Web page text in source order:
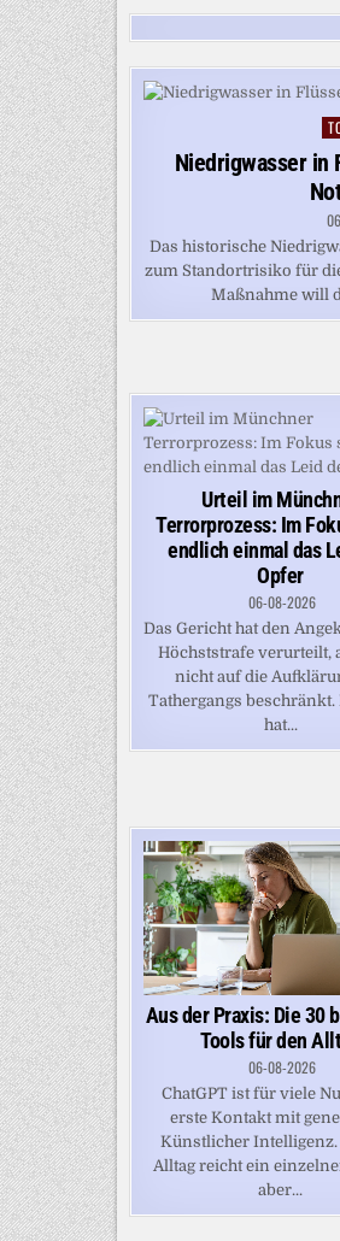
in
Niedrigwasser in
Das historische
zum Standortrisiko für
Maßnahme will
Urteil im
Terrorprozess: Im
endlich einmal das
Opfer
06-08-2026
Das Gericht hat den
Höchststrafe verurteilt,
nicht auf die
Tathergangs beschränkt.
hat...
Aus der Praxis: Die 30
Tools für den
06-08-2026
ChatGPT ist für viele
erste Kontakt mit
Künstlicher Intelligenz.
Alltag reicht ein
aber...